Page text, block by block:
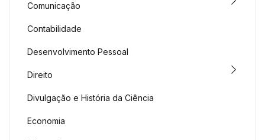
Comunicação
Contabilidade
Desenvolvimento Pessoal
Direito
Divulgação e História da Ciência
Economia